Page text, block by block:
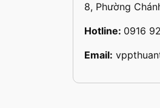
8, Phường
Hotline: 0916
Email: